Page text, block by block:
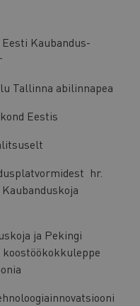
Kaubandus-
Tallinna abilinnapea
Eestis
hr.
ja Pekingi
koostöökokkuleppe